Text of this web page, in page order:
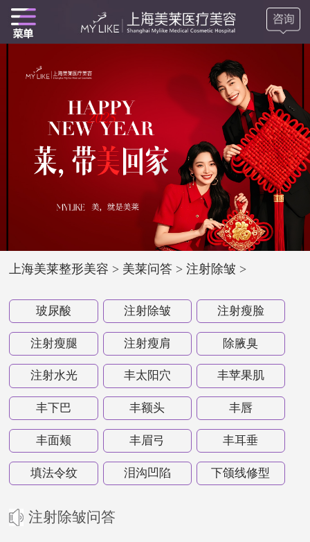
上海美莱整形美容 > 美莱问答 >注射除皱 >
玻尿酸 注射除皱 注射瘦脸
注射瘦腿 注射瘦肩 除腋臭
注射水光 丰太阳穴 丰苹果肌
丰下巴 丰额头 丰唇
丰面颊 丰眉弓 丰耳垂
填法令纹 泪沟凹陷 下颌线修型
注射除皱问答